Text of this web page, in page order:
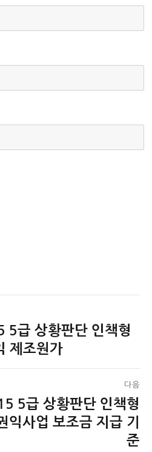
5급 상황판단 인책형
제조원가
다음
5급 상황판단 인책형
익사업 보조금 지급 기
준